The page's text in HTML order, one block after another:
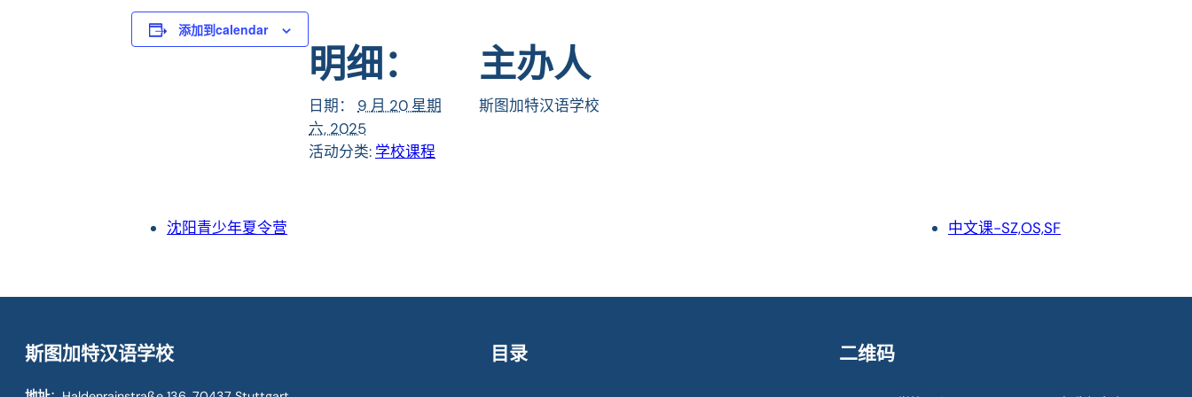
添加到calendar
明细：
日期：
9 月 20 星期
六, 2025
活动分类: 学校课程
主办人
斯图加特汉语学校
沈阳青少年夏令营 中文课-SZ,OS,SF
斯图加特汉语学校 目录 二维码